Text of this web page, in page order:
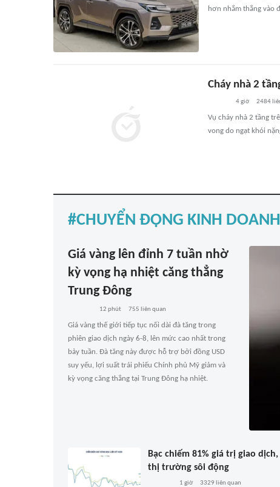
hơn nhắm thẳng vào
Cháy nhà 2
4 giờ 2484
Vụ cháy nhà 2 tầng
vong do ngạt khói
CHUYỂN ĐỘNG KINH DOANH
Giá vàng lên đỉnh 7 tuần nhờ
kỳ vọng hạ nhiệt căng thẳng
Trung Đông
12 phút 755 liên quan
Giá vàng thế giới tiếp tục nối dài đà tăng trong
phiên giao dịch ngày 6-8, lên mức cao nhất trong
bảy tuần. Đà tăng này được hỗ trợ bởi đồng USD
suy yếu, lợi suất trái phiếu Chính phủ Mỹ giảm và
kỳ vọng căng thẳng tại Trung Đông hạ nhiệt.
Bạc chiếm 81% giá trị giao dịch,
thị trường sôi động
1 giờ 3329 liên quan